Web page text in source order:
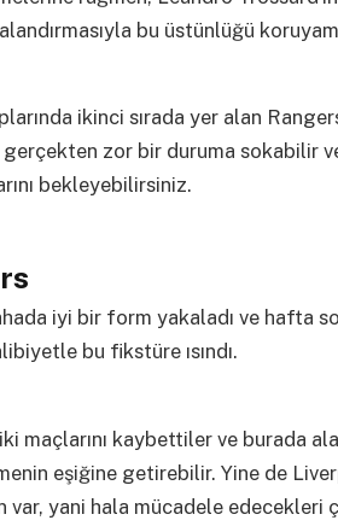
bu üstünlüğü
ikinci sırada yer alan
gerçekten zor bir duruma sokabilir
bekleyebilirsiniz.
iyi bir form yakaladı ve hafta
bu fikstüre ısındı.
maçlarını kaybettiler ve burada
eşiğine getirebilir. Yine de
var, yani hala mücadele edecekleri